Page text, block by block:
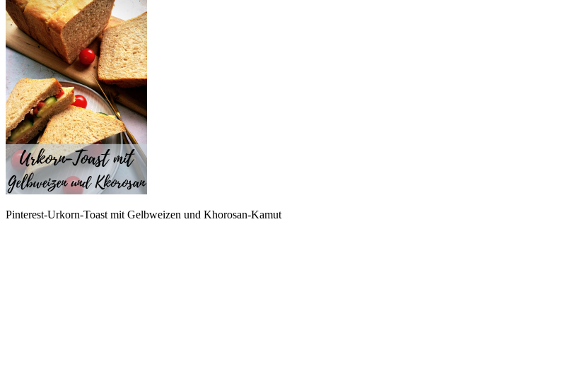
Pinterest-Urkorn-Toast mit Gelbweizen und Khorosan-Kamut